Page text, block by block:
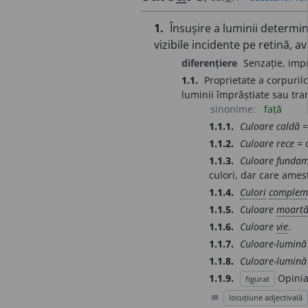
1. Însușire a luminii
vizibile incidente pe retină,
diferențiere Senzație,
1.1. Proprietate a
luminii împrăștiate sau
sinonime:
față
1.1.1. Culoare caldă
1.1.2. Culoare rece =
1.1.3. Culoare
culori, dar care
1.1.4. Culori
1.1.5. Culoare moartă
1.1.6. Culoare vie.
1.1.7. Culoare-lumină
1.1.8. Culoare-lumină
1.1.9.
figurat
locuțiune adjectivală